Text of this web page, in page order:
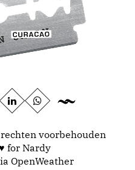
voorbehouden
for Nardy
OpenWeather